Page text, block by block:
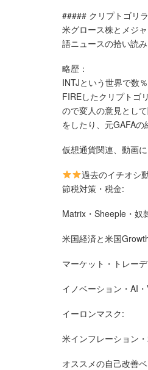
##### クリプトゴリ
米グロース株とメジ
語ニュースの拾い読
略歴：
INTJという世界で数
FIREしたクリプトゴ
ので変人の意見とし
をしたり、元GAFAの
仮想通貨関連、動画
過去のイチオシ
節税対策・税金:
Matrix・Sheeple・奴
米国経済と米国
マーケット・トレー
イノベーション・AI
イーロンマスク:
米インフレーション
オススメの自己改善